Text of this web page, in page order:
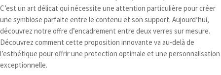
C’est un art délicat qui nécessite une attention particulière pour créer
une symbiose parfaite entre le contenu et son support. Aujourd’hui,
découvrez notre offre d’encadrement entre deux verres sur mesure.
Découvrez comment cette proposition innovante va au-delà de
l’esthétique pour offrir une protection optimale et une personnalisation
exceptionnelle.